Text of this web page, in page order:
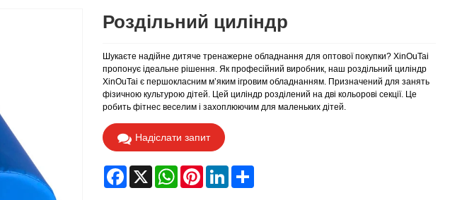
Роздільний циліндр
Шукаєте надійне дитяче тренажерне обладнання для оптової покупки? XinOuTai
пропонує ідеальне рішення. Як професійний виробник, наш роздільний циліндр
XinOuTai є першокласним м’яким ігровим обладнанням. Призначений для занять
фізичною культурою дітей. Цей циліндр розділений на дві кольорові секції. Це
робить фітнес веселим і захоплюючим для маленьких дітей.
Надіслати запит
Facebook WhatsAppPinterestLinkedIn